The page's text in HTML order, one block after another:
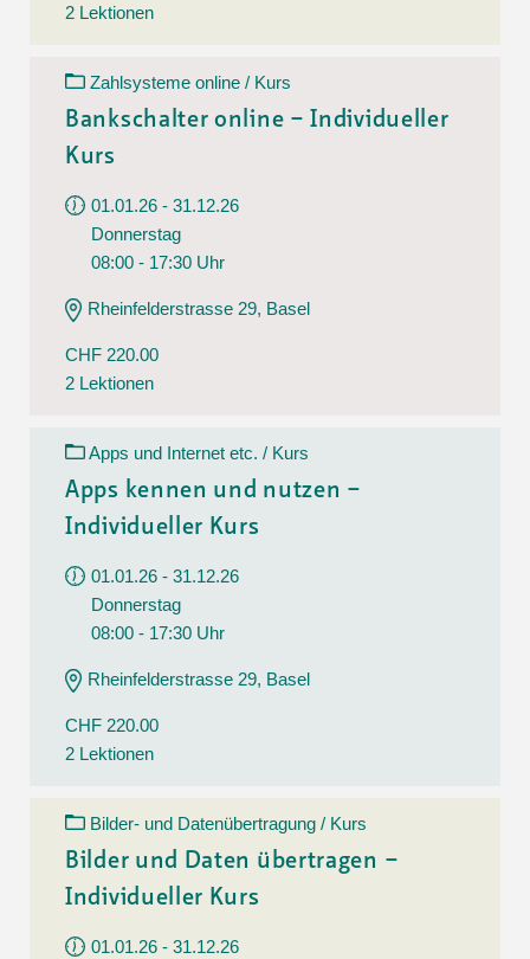
2 Lektionen
Zahlsysteme online / Kurs
Bankschalter online – Individueller
Kurs
01.01.26 - 31.12.26
Donnerstag
08:00 - 17:30 Uhr
Rheinfelderstrasse 29, Basel
CHF 220.00
2 Lektionen
Apps und Internet etc. / Kurs
Apps kennen und nutzen –
Individueller Kurs
01.01.26 - 31.12.26
Donnerstag
08:00 - 17:30 Uhr
Rheinfelderstrasse 29, Basel
CHF 220.00
2 Lektionen
Bilder- und Datenübertragung / Kurs
Bilder und Daten übertragen –
Individueller Kurs
01.01.26 - 31.12.26